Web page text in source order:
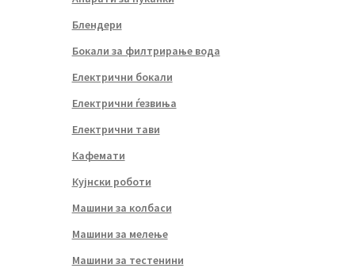
Блендери
Бокали за филтрирање вода
Електрични бокали
Електрични ѓезвиња
Електрични тави
Кафемати
Кујнски роботи
Машини за колбаси
Машини за мелење
Машини за тестенини